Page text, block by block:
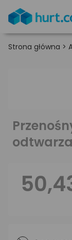
Strona główna >